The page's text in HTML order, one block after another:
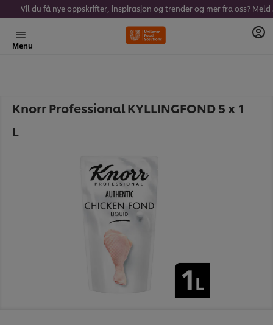
Vil du få
Menu
Knorr Professional KYLLINGFOND 5 x 1
L